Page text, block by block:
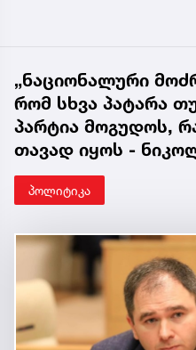
„ნაციონალური
რომ სხვა პატარა
პარტია მოგუდოს,
თავად იყოს -
პოლიტიკა